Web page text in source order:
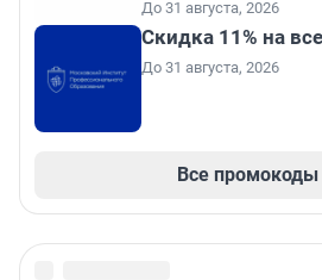
До 31 августа, 2026
Скидка 11% на
До 31 августа, 2026
Все промокоды